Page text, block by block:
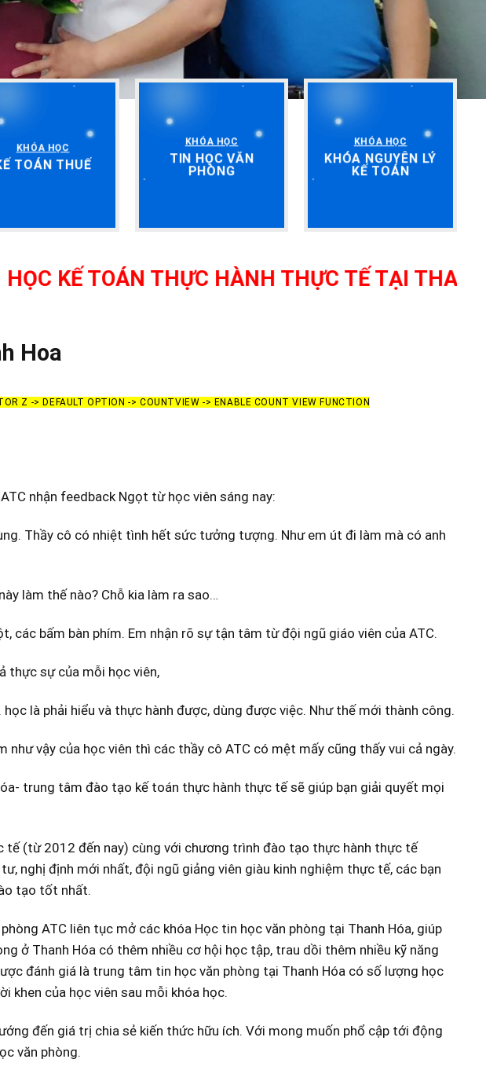
KHÓA HỌC
TOÁN THUẾ
KHÓA HỌC
TIN HỌC VĂN
PHÒNG
KHÓA HỌC
KHÓA NGUYÊN LÝ
KẾ TOÁN
TOÁN THỰC HÀNH THỰC TẾ TẠI THANH HÓA -
Hoa
Z -> DEFAULT OPTION -> COUNTVIEW -> ENABLE COUNT VIEW FUNCTION
nhận feedback Ngọt từ học viên sáng nay:
Thầy cô có nhiệt tình hết sức tưởng tượng. Như em út đi làm mà có anh
làm thế nào? Chỗ kia làm ra sao…
các bấm bàn phím. Em nhận rõ sự tận tâm từ đội ngũ giáo viên của ATC.
thực sự của mỗi học viên,
là phải hiểu và thực hành được, dùng được việc. Như thế mới thành công.
vậy của học viên thì các thầy cô ATC có mệt mấy cũng thấy vui cả ngày.
trung tâm đào tạo kế toán thực hành thực tế sẽ giúp bạn giải quyết mọi
(từ 2012 đến nay) cùng với chương trình đào tạo thực hành thực tế
nghị định mới nhất, đội ngũ giảng viên giàu kinh nghiệm thực tế, các bạn
tạo tốt nhất.
ATC liên tục mở các khóa Học tin học văn phòng tại Thanh Hóa, giúp
ở Thanh Hóa có thêm nhiều cơ hội học tập, trau dồi thêm nhiều kỹ năng
đánh giá là trung tâm tin học văn phòng tại Thanh Hóa có số lượng học
khen của học viên sau mỗi khóa học.
đến giá trị chia sẻ kiến thức hữu ích. Với mong muốn phổ cập tới động
văn phòng.